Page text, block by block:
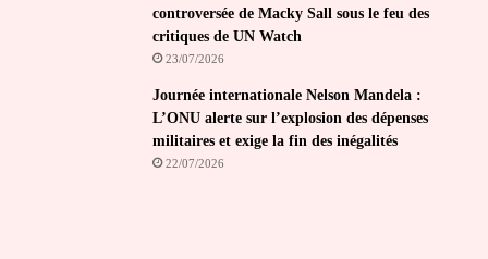
controversée de Macky Sall sous le feu des
critiques de UN Watch
23/07/2026
Journée internationale Nelson Mandela :
L’ONU alerte sur l’explosion des dépenses
militaires et exige la fin des inégalités
22/07/2026